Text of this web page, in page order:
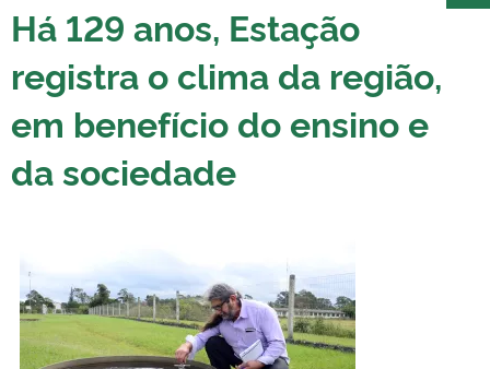
Há 129 anos, Estação
registra o clima da região,
em benefício do ensino e
da sociedade